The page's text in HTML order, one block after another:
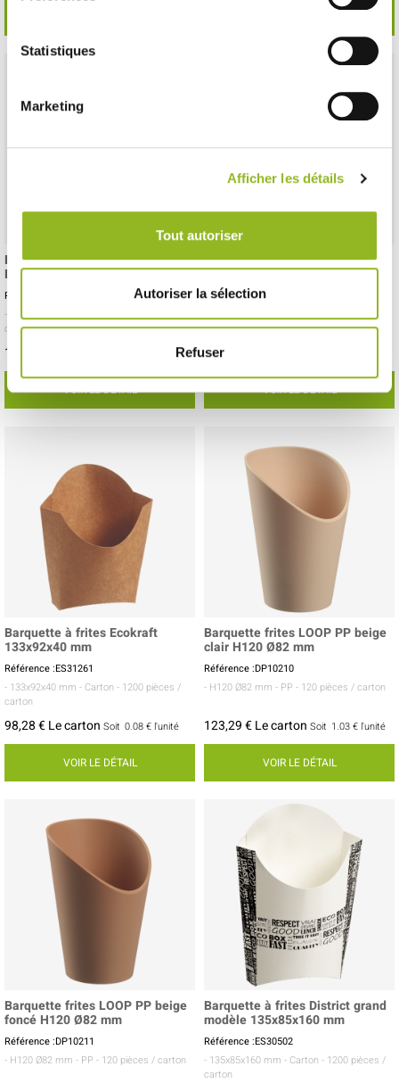
Statistiques
Marketing
Afficher les détails
Tout autoriser
Autoriser la sélection
Refuser
Boîte à Bagel avec fenêtre
District
Référence :ES30606
- 140x140x65 mm- Carton- 500 pièces /
carton
171,00 € Le carton l'unité
VOIR LE DÉTAIL
Barquette à frites District moyen
modèle 130x80x135 mm
Référence :ES30512
- 130x80x135 mm- Carton- 1200 pièces /
carton
122,04 € Le carton
VOIR LE DÉTAIL
Barquette à frites Ecokraft
133x92x40 mm
Référence :ES31261
- 133x92x40 mm - Carton - 1200 pièces /
carton
98,28 € Le carton Soit 0.08 € l'unité
VOIR LE DÉTAIL
Barquette frites LOOP PP beige
clair H120 Ø82 mm
Référence :DP10210
- H120 Ø82 mm - PP - 120 pièces / carton
123,29 € Le carton Soit 1.03 € l'unité
VOIR LE DÉTAIL
Barquette frites LOOP PP beige
foncé H120 Ø82 mm
Référence :DP10211
- H120 Ø82 mm - PP - 120 pièces / carton
Barquette à frites District grand
modèle 135x85x160 mm
Référence :ES30502
- 135x85x160 mm - Carton - 1200 pièces /
carton